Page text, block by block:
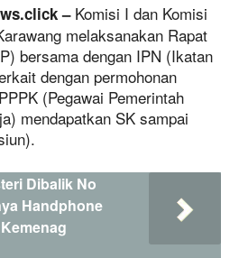
–Komisi I dan Komisi
melaksanakan Rapat
bersama dengan IPN (Ikatan
dengan permohonan
(Pegawai Pemerintah
mendapatkan SK sampai
Dibalik No
Handphone